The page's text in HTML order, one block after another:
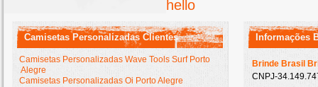
hello
Camisetas Personalizadas Clientes
Camisetas Personalizadas Wave Tools Surf Porto
Alegre
Camisetas Personalizadas Oi Porto Alegre
Informações
Brinde Brasil
CNPJ-